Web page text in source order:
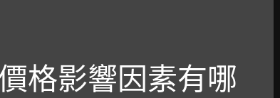
格影響因素有哪